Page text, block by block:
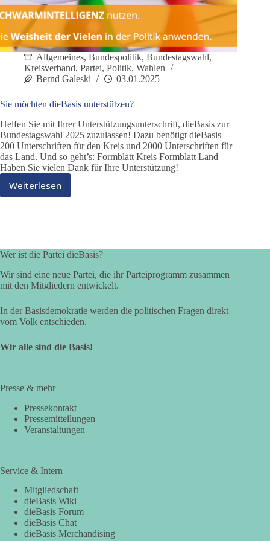
Allgemeines, Bundespolitik, Bundestagswahl,
Kreisverband, Partei, Politik, Wahlen
Bernd Galeski
03.01.2025
Sie möchten dieBasis unterstützen?
Helfen Sie mit Ihrer Unterstützungsunterschrift, dieBasis zur
Bundestagswahl 2025 zuzulassen! Dazu benötigt dieBasis
200 Unterschriften für den Kreis und 2000 Unterschriften für
das Land. Und so geht’s: Formblatt Kreis Formblatt Land
Haben Sie vielen Dank für Ihre Unterstützung!
Weiterlesen
Sie
Wer ist die Partei dieBasis?
Wir sind eine neue Partei, die ihr Parteiprogramm zusammen
mit den Mitgliedern entwickelt.
In der Basisdemokratie werden die politischen Fragen direkt
vom Volk entschieden.
Wir alle sind die Basis!
Presse & mehr
Pressekontakt
Pressemitteilungen
Veranstaltungen
Service & Intern
Mitgliedschaft
dieBasis Wiki
dieBasis Forum
dieBasis Chat
dieBasis Merchandising